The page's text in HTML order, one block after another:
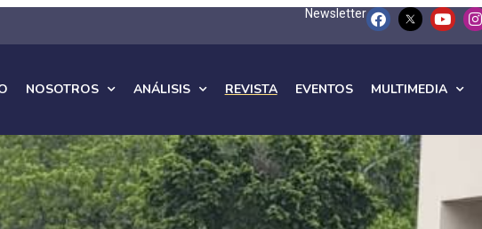
Newsletter
NOSOTROS ANÁLISIS REVISTA EVENTOS MULTIMEDIA